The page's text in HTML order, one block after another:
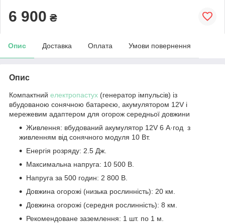
6 900 ₴
Опис Доставка Оплата Умови повернення
Опис
Компактний електропастух (генератор імпульсів) із
вбудованою сонячною батареєю, акумулятором 12V і
мережевим адаптером для огорож середньої довжини
Живлення: вбудований акумулятор 12V 6 А·год з
живленням від сонячного модуля 10 Вт.
Енергія розряду: 2.5 Дж.
Максимальна напруга: 10 500 В.
Напруга за 500 годин: 2 800 В.
Довжина огорожі (низька рослинність): 20 км.
Довжина огорожі (середня рослинність): 8 км.
Рекомендоване заземлення: 1 шт. по 1 м.